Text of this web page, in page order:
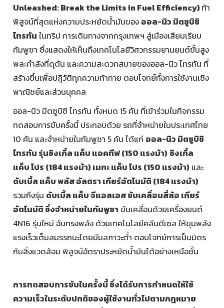
Unleashed: Break the Limits in Fuel Efficiency) ท้า
พิสูจน์ที่สุดแห่งความประหยัดน้ำมันของ ออล-นิว มิตซูบิชิ
ไทรทัน ในทริป การเดินทางจากกรุงเทพฯ สู่เมืองเสียมเรียบ
กัมพูชา ซึ่งแสดงให้เห็นถึงเทคโนโลยีวิศวกรรมยานยนต์ขั้นสูง
พละกำลังที่ดุดัน และความสะดวกสบายของออล-นิว ไทรทัน ที่
สร้างขึ้นเพื่อปฎิวัติทุกความท้าทาย ตอบโจทย์ทั้งการใช้งานเชิง
พาณิชย์และส่วนบุคคล
ออล-นิว มิตซูบิชิ ไทรทัน ทั้งหมด 15 คัน ที่เข้าร่วมในกิจกรรม
ทดสอบการขับครั้งนี้ ประกอบด้วย รถที่จำหน่ายในประเทศไทย
10 คัน และจำหน่ายในกัมพูชา 5 คัน ได้แก่ ออล-นิว มิตซูบิชิ
ไทรทัน รุ่นซิงเกิ้ล แค็บ แอคทีฟ (150 แรงม้า) ซิงเกิ้ล
แค็บ โปร (184 แรงม้า) เมกะ แค็บ โปร (150 แรงม้า) และ
ดับเบิ้ล แค็บ พลัส อัลตรา เกียร์อัตโนมัติ (184 แรงม้า)
รวมถึงรุ่น ดับเบิ้ล แค็บ จีแอลเอส ขับเคลื่อนสี่ล้อ เกียร์
อัตโนมัติ ซึ่งจำหน่ายในกัมพูชา ขับเคลื่อนด้วยเครื่องยนต์
4N16 รุ่นใหม่ อันทรงพลัง ด้วยเทคโนโลยีคลีนดีเซล ให้ขุมพลัง
แรงเร็วเต็มสมรรถนะโดยมีมลภาวะต่ำ ตอบโจทย์การเป็นมิตร
กับสิ่งแวดล้อม พิสูจน์อัตราประหยัดน้ำมันได้อย่างเหนือชั้น
การทดสอบการขับในครั้งนี้ ซึ่งได้รับการกำหนดให้ใช้
ความเร็วในระดับปกติของผู้ใช้งานทั่วไปตามกฎหมาย